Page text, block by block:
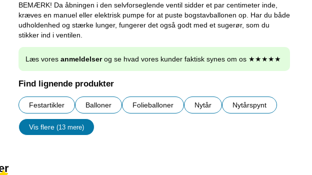
BEMÆRK! Da åbningen i den selvforseglende ventil sidder et par centimeter inde,
kræves en manuel eller elektrisk pumpe for at puste bogstavballonen op. Har du både
udholdenhed og stærke lunger, fungerer det også godt med et sugerør, som du
stikker ind i ventilen.
Læs vores anmeldelserog se hvad vores kunder faktisk synes om os ★★★★★
Find lignende produkter
Festartikler Balloner Folieballoner Nytår Nytårspynt
Vis flere (13 mere)
Egenskaper